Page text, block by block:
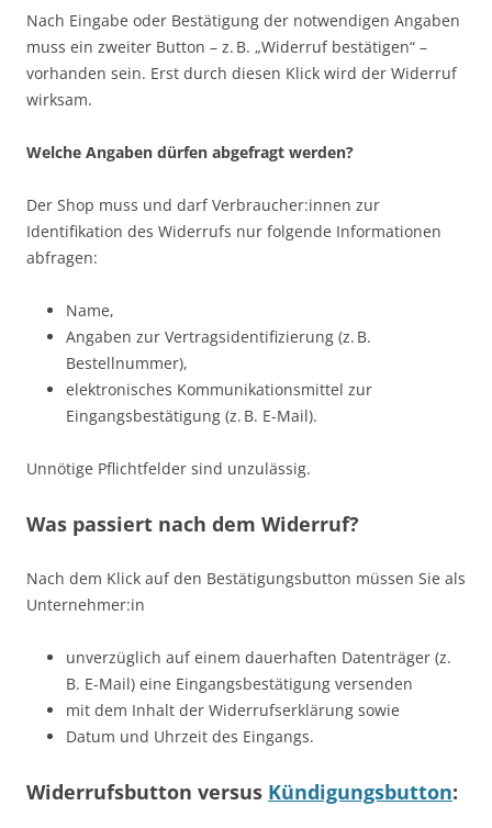
Nach Eingabe oder Bestätigung der notwendigen Angaben
muss ein zweiter Button – z. B. „Widerruf bestätigen“ –
vorhanden sein. Erst durch diesen Klick wird der Widerruf
wirksam.
Welche Angaben dürfen abgefragt werden?
Der Shop muss und darf Verbraucher:innen zur
Identifikation des Widerrufs nur folgende Informationen
abfragen:
Name,
Angaben zur Vertragsidentifizierung (z. B.
Bestellnummer),
elektronisches Kommunikationsmittel zur
Eingangsbestätigung (z. B. E-Mail).
Unnötige Pflichtfelder sind unzulässig.
Was passiert nach dem Widerruf?
Nach dem Klick auf den Bestätigungsbutton müssen Sie als
Unternehmer:in
unverzüglich auf einem dauerhaften Datenträger (z.
B. E-Mail) eine Eingangsbestätigung versenden
mit dem Inhalt der Widerrufserklärung sowie
Datum und Uhrzeit des Eingangs.
Widerrufsbutton versus Kündigungsbutton: